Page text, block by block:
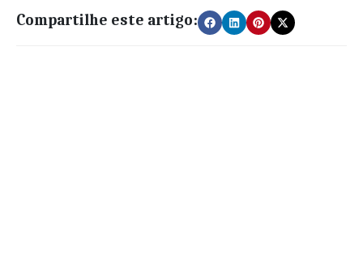
Compartilhe este artigo: